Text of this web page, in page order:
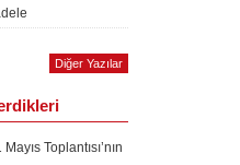
Diğer Yazılar
Toplantısı’nın